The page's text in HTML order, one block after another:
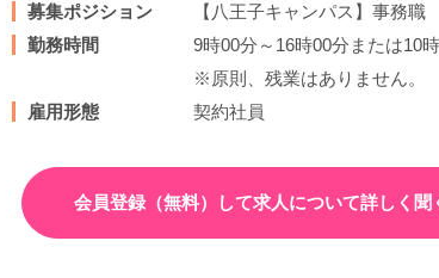
募集ポジション
【八王子キャンパス】事務職
勤務時間
9時00分～16時00分または10
※原則、残業はありません。
雇用形態
契約社員
会員登録（無料）して求人について詳しく聞